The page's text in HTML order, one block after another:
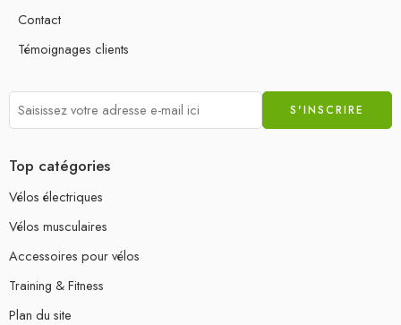
Contact
Témoignages clients
Top catégories
Vélos électriques
Vélos musculaires
Accessoires pour vélos
Training & Fitness
Plan du site